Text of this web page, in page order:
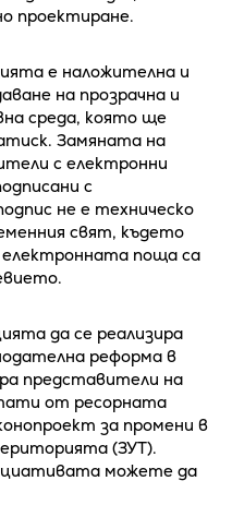
проектиране.
е наложителна и
на прозрачна и
среда, която ще
Замяната на
с електронни
с
не е техническо
свят, където
поща са
да се реализира
реформа в
представители на
от ресорната
за промени в
(ЗУТ).
можете да